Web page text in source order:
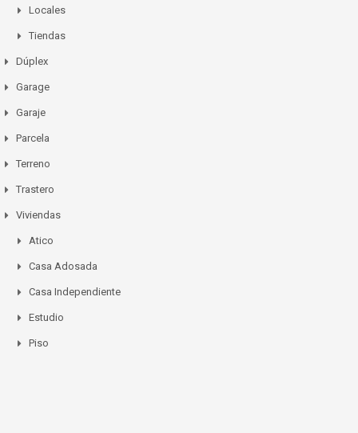
Locales
Tiendas
Dúplex
Garage
Garaje
Parcela
Terreno
Trastero
Viviendas
Atico
Casa Adosada
Casa Independiente
Estudio
Piso